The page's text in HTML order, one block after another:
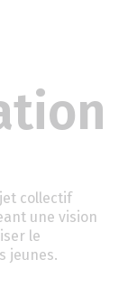
collectif
une vision
le
jeunes.